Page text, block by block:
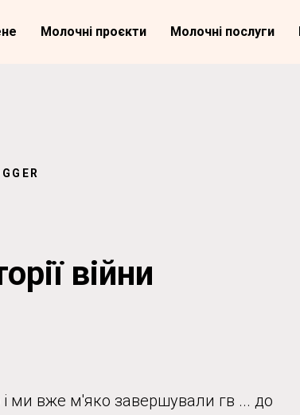
Молочні проєкти Молочні поcлуги
війни
і ми вже м'яко завершували гв ... до